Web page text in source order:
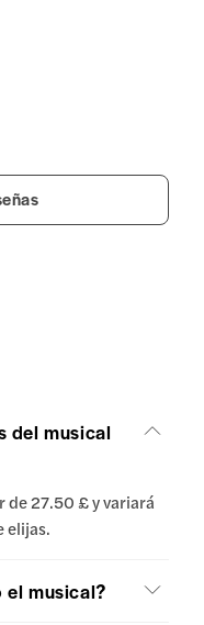
del musical
de 27.50 £ y variará
elijas.
el musical?